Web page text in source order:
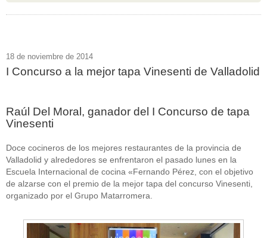
18 de noviembre de 2014
I Concurso a la mejor tapa Vinesenti de Valladolid
Raúl Del Moral, ganador del I Concurso de tapa
Vinesenti
Doce cocineros de los mejores restaurantes de la provincia de
Valladolid y alrededores se enfrentaron el pasado lunes en la
Escuela Internacional de cocina «Fernando Pérez, con el objetivo
de alzarse con el premio de la mejor tapa del concurso Vinesenti,
organizado por el Grupo Matarromera.